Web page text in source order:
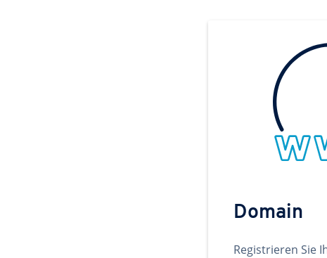
Domain
Registrieren Sie